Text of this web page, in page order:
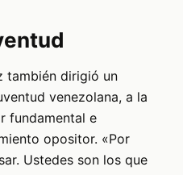
también dirigió un
venezolana, a la
fundamental e
opositor. «Por
Ustedes son los que